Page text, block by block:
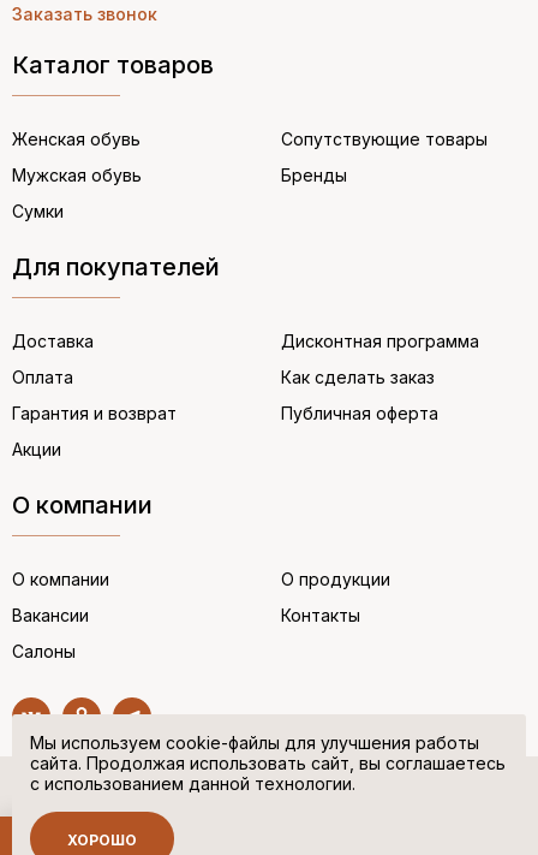
Каталог товаров
Женская обувь
Мужская обувь
Сумки
Сопутствующие товары
Бренды
Для покупателей
Доставка
Оплата
Гарантия и возврат
Акции
Дисконтная программа
Как сделать заказ
Публичная оферта
О компании
О компании
Вакансии
Салоны
О продукции
Контакты
Заказать звонок
© “НЕМЕЦКАЯ ОБУВЬ” 2017. Все права защищены.
Политика в отношении персональных данных
Мы используем cookie-файлы для улучшения работы
сайта. Продолжая использовать сайт, вы соглашаетесь
с использованием данной технологии.
ХОРОШО